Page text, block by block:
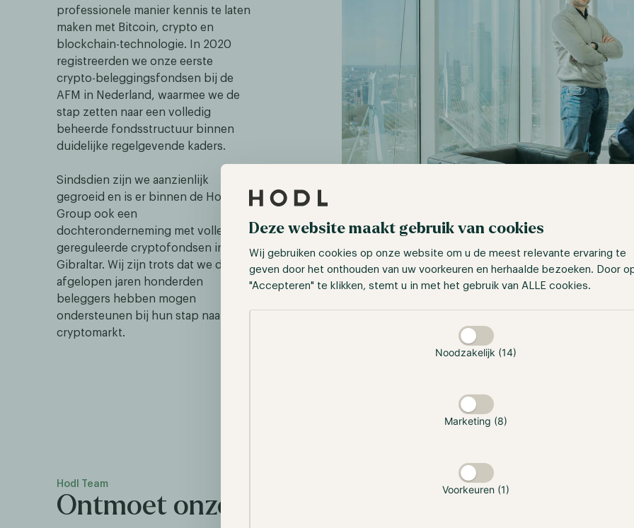
Deze website maakt gebruik van cookies
Wij gebruiken cookies op onze website om u de meest relevante ervaring te
geven door het onthouden van uw voorkeuren en herhaalde bezoeken. Door
"Accepteren" te klikken, stemt u in met het gebruik van ALLE cookies.
Noodzakelijk (14)
Marketing (8)
Voorkeuren (1)
professionele manier kennis te laten
maken met Bitcoin, crypto en
blockchain-technologie. In 2020
registreerden we onze eerste
crypto-beleggingsfondsen bij de
AFM in Nederland, waarmee we de
stap zetten naar een volledig
beheerde fondsstructuur binnen
duidelijke regelgevende kaders.
Sindsdien zijn we aanzienlijk
gegroeid en is er binnen de Hodl
Group ook een
dochteronderneming met volledig
gereguleerde cryptofondsen in
Gibraltar. Wij zijn trots dat we de
afgelopen jaren honderden
beleggers hebben mogen
ondersteunen bij hun stap naar de
cryptomarkt.
Hodl Team
Ontmoet onze directie